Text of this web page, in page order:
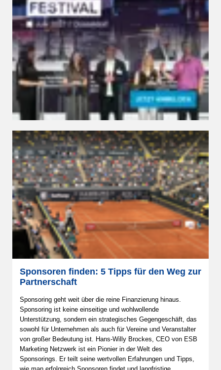
Sponsoren finden: 5 Tipps für den Weg zur
Partnerschaft
Sponsoring geht weit über die reine Finanzierung hinaus.
Sponsoring ist keine einseitige und wohlwollende
Unterstützung, sondern ein strategisches Gegengeschäft, das
sowohl für Unternehmen als auch für Vereine und Veranstalter
von großer Bedeutung ist. Hans-Willy Brockes, CEO von ESB
Marketing Netzwerk ist ein Pionier in der Welt des
Sponsorings. Er teilt seine wertvollen Erfahrungen und Tipps,